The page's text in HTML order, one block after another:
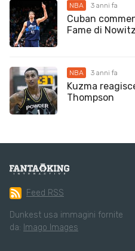
NBA 3 anni fa
Cuban
Fame di
NBA 3 anni fa
Kuzma
Thompson
Feed RSS
Dunkest usa immagini fornite
da: Imago Images